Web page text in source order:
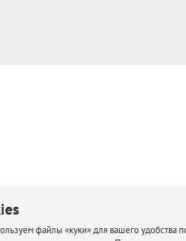
файлы «куки» для вашего удобства